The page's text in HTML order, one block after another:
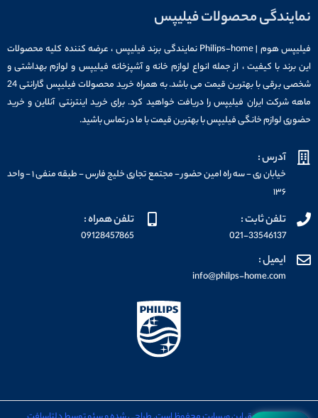
نمایندگی محصولات فیلیپس
فیلیپس هوم | Philips-home نمایندگی برند فیلیپس ، عرضه کننده کلیه محصولات
این برند با کیفیت ، از جمله انواع لوازم خانه و آشپزخانه فیلیپس و لوازم بهداشتی و
شخصی برقی با بهترین قیمت می باشد. به همراه خرید محصولات فیلیپس گارانتی 24
ماهه شرکت ایران فیلیپس را دریافت خواهید کرد. برای خرید اینترنتی آنلاین و خرید
حضوری لوازم خانگی فیلیپس با بهترین قیمت با ما در تماس باشید.
آدرس :
خیابان ری - سه راه امین حضور - مجتمع تجاری خلیج فارس - طبقه منفی ۱ - واحد
۱۳۶
تلفن ثابت :
021-33546137
تلفن همراه :
09128457865
ایمیل :
info@philps-home.com